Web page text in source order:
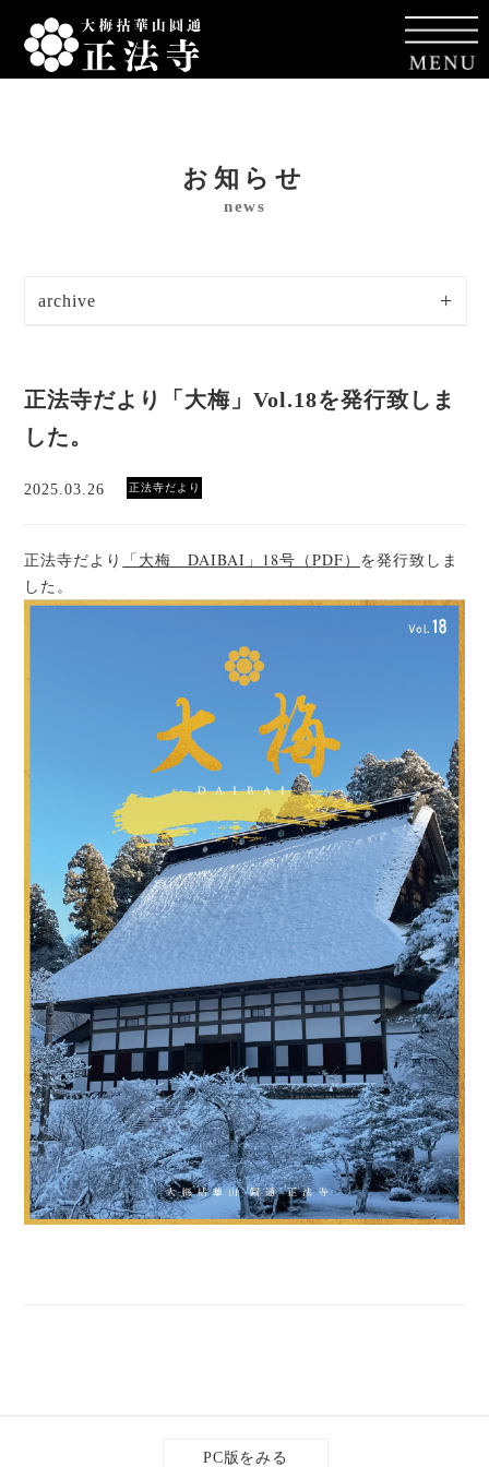
お知らせ
news
archive
正法寺だより「大梅」Vol.18を発行致しま
した。
2025.03.26
正法寺だより
正法寺だより 「大梅 DAIBAI」18号（PDF） を発行致しま
した。
PC版をみる